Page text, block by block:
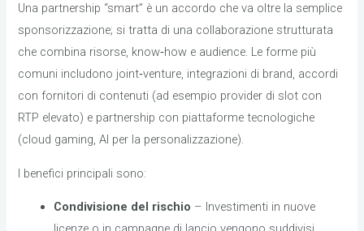
Una partnership “smart” è un accordo che va oltre la semplice
sponsorizzazione; si tratta di una collaborazione strutturata
che combina risorse, know‑how e audience. Le forme più
comuni includono joint‑venture, integrazioni di brand, accordi
con fornitori di contenuti (ad esempio provider di slot con
RTP elevato) e partnership con piattaforme tecnologiche
(cloud gaming, AI per la personalizzazione).
I benefici principali sono:
Condivisione del rischio – Investimenti in nuove